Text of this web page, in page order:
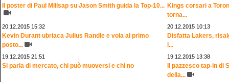
Il poster di Paul Millsap su Jason Smith guida la Top-10... Kings corsari a
torna...
20.12.2015 15:32
Kevin Durant ubriaca Julius Randle e vola al primo
posto...
20.12.2015 10:13
Disfatta Lakers,
i...
19.12.2015 21:51
Si parla di mercato, chi può muoversi e chi no
19.12.2015 13:38
Il pazzesco tap-in di
della...